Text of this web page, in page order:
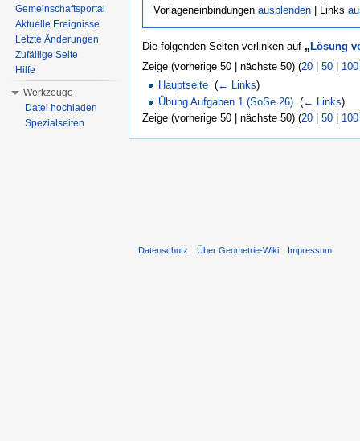
Vorlageneinbindungen ausblenden| Links
Die folgenden Seiten verlinken auf „ Lösung
Zeige (vorherige 50 | nächste 50) (20 50 100
Hauptseite ‎(← Links)
Übung Aufgaben 1 (SoSe 26) ‎(← Links)
Zeige (vorherige 50 | nächste 50) (20 50 100
Gemeinschaftsportal
Aktuelle Ereignisse
Letzte Änderungen
Zufällige Seite
Hilfe
Werkzeuge
Datei hochladen
Spezialseiten
Datenschutz Über Geometrie-Wiki Impressum